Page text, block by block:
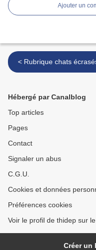
Ajouter un
< Rubrique chats
Hébergé par Canalblog
Top articles
Pages
Contact
Signaler un abus
C.G.U.
Cookies et données
Préférences cookies
Voir le profil de thidep sur
Créer un